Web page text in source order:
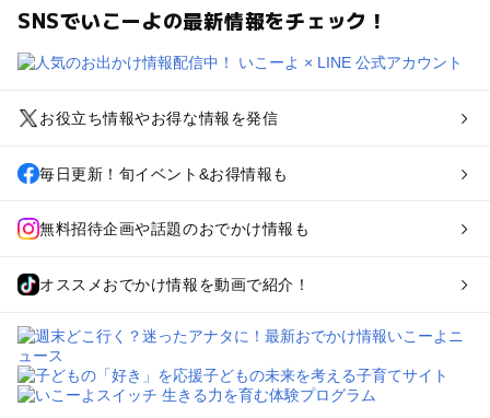
SNSでいこーよの最新情報をチェック！
お役立ち情報やお得な情報を発信
毎日更新！旬イベント&お得情報も
無料招待企画や話題のおでかけ情報も
オススメおでかけ情報を動画で紹介！